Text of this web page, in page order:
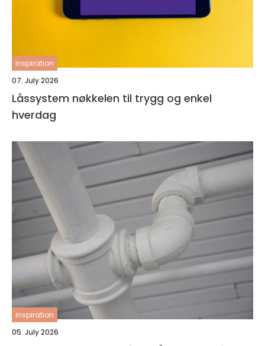
inspiration
07. July 2026
Låssystem nøkkelen til trygg og enkel
hverdag
inspiration
05. July 2026